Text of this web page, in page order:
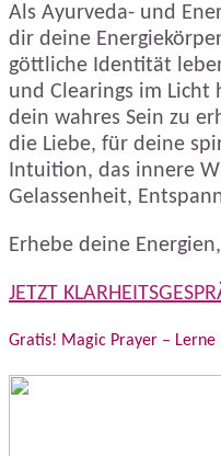
Als Ayurveda- und
dir deine
göttliche Identität
und Clearings im
dein wahres Sein zu
die Liebe, für deine
Intuition, das innere
Gelassenheit,
Erhebe deine
JETZT
Gratis! Magic Prayer – Lerne